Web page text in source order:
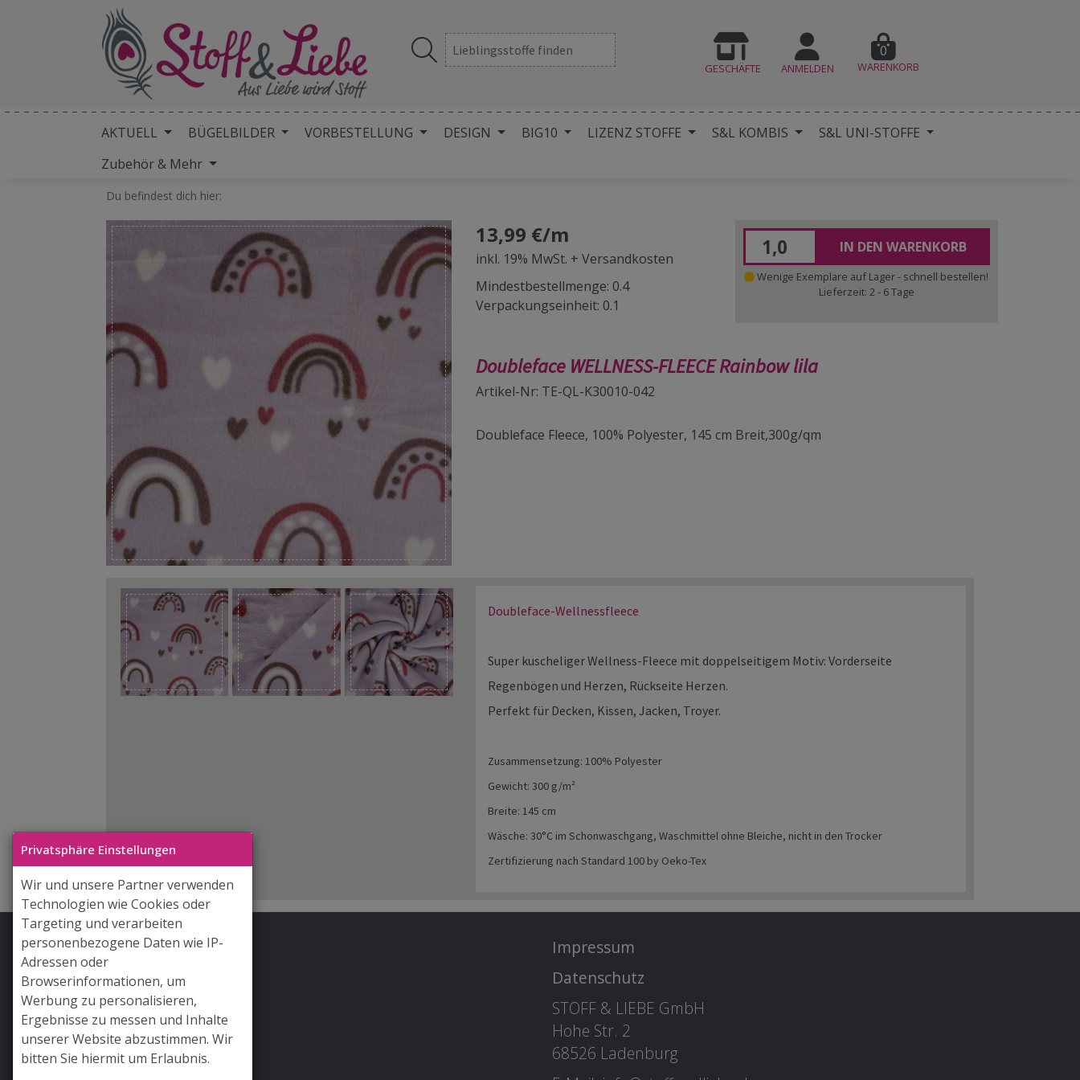
Privatsphäre Einstellungen
Wir und unsere Partner verwenden
Technologien wie Cookies oder
Targeting und verarbeiten
personenbezogene Daten wie IP-
Adressen oder
Browserinformationen, um
Werbung zu personalisieren,
Ergebnisse zu messen und Inhalte
unserer Website abzustimmen. Wir
bitten Sie hiermit um Erlaubnis.
GESCHÄFTE ANMELDEN
0
WARENKORB
AKTUELL BÜGELBILDER VORBESTELLUNG DESIGN BIG10 LIZENZ STOFFE S&L KOMBIS
S&L UNI-STOFFE
Zubehör & Mehr
Du befindest dich hier:
13,99 €/m
inkl. 19% MwSt. + Versandkosten
Mindestbestellmenge: 0.4
Verpackungseinheit: 0.1
IN DEN WARENKORB
Wenige Exemplare auf Lager - schnell bestellen!
Lieferzeit: 2 - 6 Tage
Doubleface WELLNESS-FLEECE Rainbow lila
Artikel-Nr: TE-QL-K30010-042
Doubleface Fleece, 100% Polyester, 145 cm Breit,300g/qm
Doubleface-Wellnessfleece
Super kuscheliger Wellness-Fleece mit doppelseitigem Motiv: Vorderseite
Regenbögen und Herzen, Rückseite Herzen.
Perfekt für Decken, Kissen, Jacken, Troyer.
Zusammensetzung: 100% Polyester
Gewicht: 300 g/m²
Breite: 145 cm
Wäsche: 30°C im Schonwaschgang, Waschmittel ohne Bleiche, nicht in den Trocker
Zertifizierung nach Standard 100 by Oeko-Tex
Stoff & Liebe App
Hilfe / FAQ
Versand
Widerrufsrecht
AGB
Impressum
Datenschutz
STOFF & LIEBE GmbH
Hohe Str. 2
68526 Ladenburg